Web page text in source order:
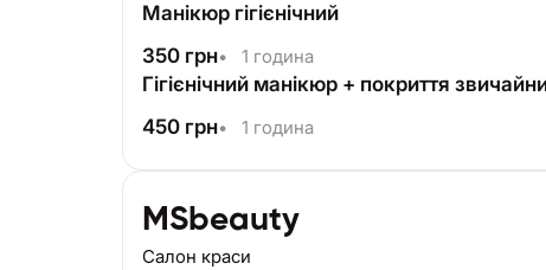
Манікюр гігієнічний
350 грн• 1 година
Гігієнічний манікюр + покриття
450 грн• 1 година
MSbeauty
Салон краси